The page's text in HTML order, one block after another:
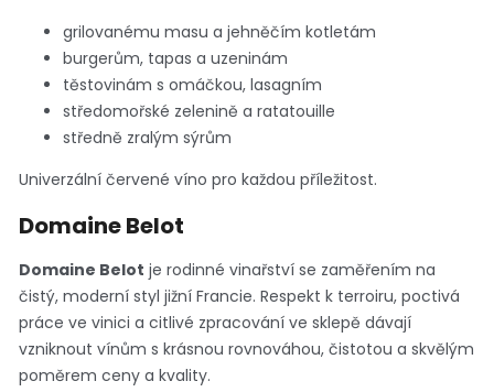
grilovanému masu a jehněčím kotletám
burgerům, tapas a uzeninám
těstovinám s omáčkou, lasagním
středomořské zelenině a ratatouille
středně zralým sýrům
Univerzální červené víno pro každou příležitost.
Domaine Belot
Domaine Belot je rodinné vinařství se zaměřením na
čistý, moderní styl jižní Francie. Respekt k terroiru, poctivá
práce ve vinici a citlivé zpracování ve sklepě dávají
vzniknout vínům s krásnou rovnováhou, čistotou a skvělým
poměrem ceny a kvality.